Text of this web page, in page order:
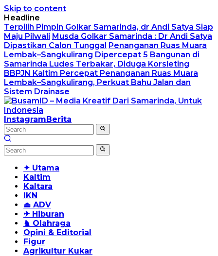
Skip to content
Headline
Terpilih Pimpin Golkar Samarinda, dr Andi Satya Siap
Maju Pilwali Musda Golkar Samarinda : Dr Andi Satya
Dipastikan Calon Tunggal Penanganan Ruas Muara
Lembak–Sangkulirang Dipercepat 5 Bangunan di
Samarinda Ludes Terbakar, Diduga Korsleting
BBPJN Kaltim Percepat Penanganan Ruas Muara
Lembak–Sangkulirang, Perkuat Bahu Jalan dan
Sistem Drainase
InstagramBerita
✦ Utama
Kaltim
Kaltara
IKN
⏏ ADV
✈ Hiburan
♞ Olahraga
Opini & Editorial
Figur
Agrikultur Kukar